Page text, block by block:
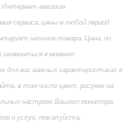
Интернет-магазин
сервиса, цены в любой период
наличия товара. Цена, по
измениться в момент
для вас важных характеристиках в
в том числе цвет, рисунок на
настроек Вашего монитора.
и услуг, пожалуйста,